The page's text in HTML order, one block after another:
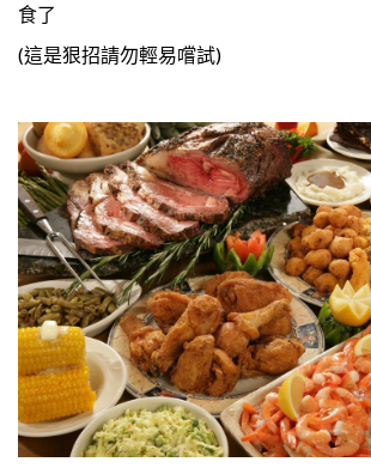
食了
(這是狠招請勿輕易嚐試)